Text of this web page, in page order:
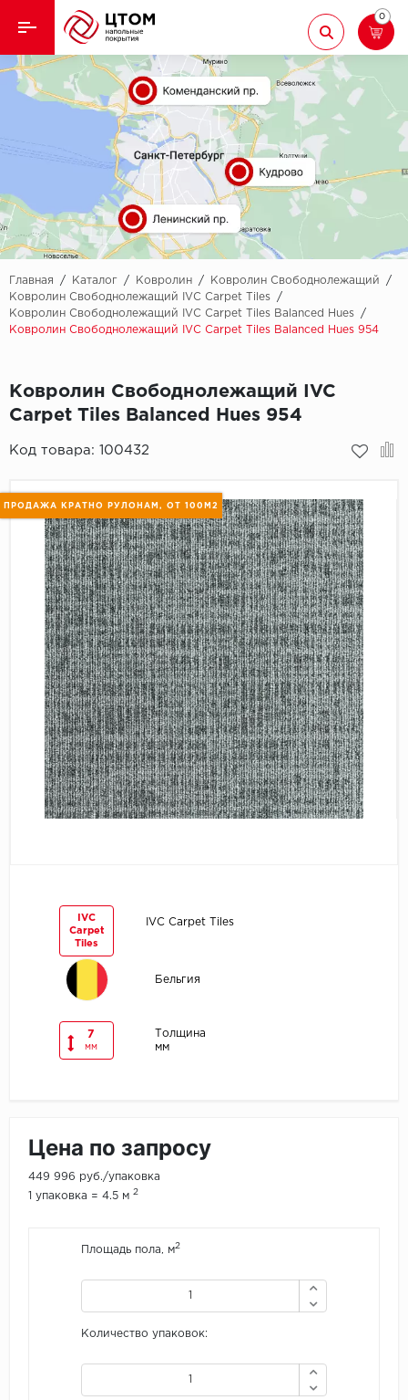
Назад
Кварцвиниловая плитка
Назад
Aberhof
Adelar
Alfa
AllureFloor
Alpine floor
Aquamax
Classen
CorkArt Vinyl
CronaFloor
Damy Floor
Decoria
Dolce Flooring
ECO Parquet
EcoClick
IVC Group
Juteks
Ламинат
Ковролин
Линолеум
Паркет
Паркетная доска
Подложка
0
Главная / Каталог / Ковролин / Ковролин Свободнолежащий
/
Ковролин Свободнолежащий IVC Carpet Tiles
/
Ковролин Свободнолежащий IVC Carpet Tiles Balanced Hues
/
Ковролин Свободнолежащий IVC Carpet Tiles Balanced Hues 954
Ковролин Свободнолежащий IVC
Carpet Tiles Balanced Hues 954
Код товара: 100432
ПРОДАЖА КРАТНО РУЛОНАМ, ОТ 100М2
IVC
Carpet
Tiles
IVC Carpet Tiles
Бельгия
7
мм
Толщина
мм
Цена по запросу
449 996 руб./упаковка
1 упаковка = 4.5 м 2
Площадь пола, м2
Количество упаковок: